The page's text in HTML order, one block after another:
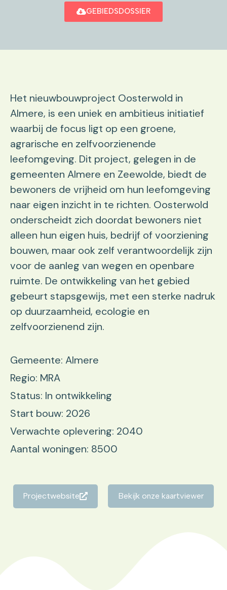
GEBIEDSDOSSIER
Het nieuwbouwproject Oosterwold in
Almere, is een uniek en ambitieus initiatief
waarbij de focus ligt op een groene,
agrarische en zelfvoorzienende
leefomgeving. Dit project, gelegen in de
gemeenten Almere en Zeewolde, biedt de
bewoners de vrijheid om hun leefomgeving
naar eigen inzicht in te richten. Oosterwold
onderscheidt zich doordat bewoners niet
alleen hun eigen huis, bedrijf of voorziening
bouwen, maar ook zelf verantwoordelijk zijn
voor de aanleg van wegen en openbare
ruimte. De ontwikkeling van het gebied
gebeurt stapsgewijs, met een sterke nadruk
op duurzaamheid, ecologie en
zelfvoorzienend zijn.
Gemeente: Almere
Regio: MRA
Status: In ontwikkeling
Start bouw: 2026
Verwachte oplevering: 2040
Aantal woningen: 8500
Projectwebsite Bekijk onze kaartviewer